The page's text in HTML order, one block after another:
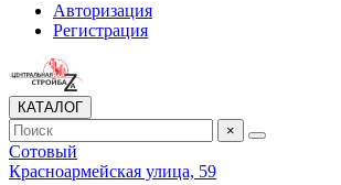
Авторизация
Регистрация
КАТАЛОГ
×
Сотовый
Красноармейская улица, 59